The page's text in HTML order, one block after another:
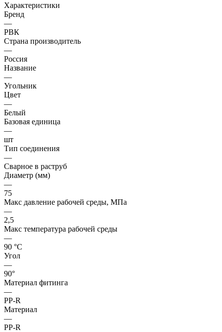
Характеристики
Бренд
—
РВК
Страна производитель
—
Россия
Название
—
Угольник
Цвет
—
Белый
Базовая единица
—
шт
Тип соединения
—
Сварное в раструб
Диаметр (мм)
—
75
Макс давление рабочей среды, МПа
—
2,5
Макс температура рабочей среды
—
90 °С
Угол
—
90°
Материал фитинга
—
PP-R
Материал
—
PP-R